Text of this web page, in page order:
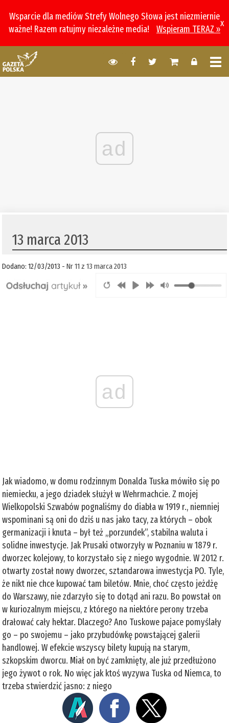
Wsparcie dla mediów Strefy Wolnego Słowa jest niezmiernie
ważne! Razem ratujmy niezależne media!
Wspieram TERAZ »
x
ad
13 marca 2013
Dodano: 12/03/2013 -Nr 11 z 13 marca 2013
ad
Jak wiadomo, w domu rodzinnym Donalda Tuska mówiło się po
niemiecku, a jego dziadek służył w Wehrmachcie. Z mojej
Wielkopolski Szwabów pognaliśmy do diabła w 1919 r., niemniej
wspominani są oni do dziś u nas jako tacy, za których – obok
germanizacji i knuta – był też „porzundek”, stabilna waluta i
solidne inwestycje. Jak Prusaki otworzyły w Poznaniu w 1879 r.
dworzec kolejowy, to korzystało się z niego wygodnie. W 2012 r.
otwarty został nowy dworzec, sztandarowa inwestycja PO. Tyle,
że nikt nie chce kupować tam biletów. Mnie, choć często jeżdżę
do Warszawy, nie zdarzyło się to dotąd ani razu. Bo powstał on
w kuriozalnym miejscu, z którego na niektóre perony trzeba
drałować cały hektar. Dlaczego? Ano Tuskowe pajace pomyślały
go – po swojemu – jako przybudówkę powstającej galerii
handlowej. W efekcie wszyscy bilety kupują na starym,
szkopskim dworcu. Miał on być zamknięty, ale już przedłużono
jego żywot o rok. No więc jak ktoś wyzywa Tuska od Niemca, to
trzeba stwierdzić jasno: z niego